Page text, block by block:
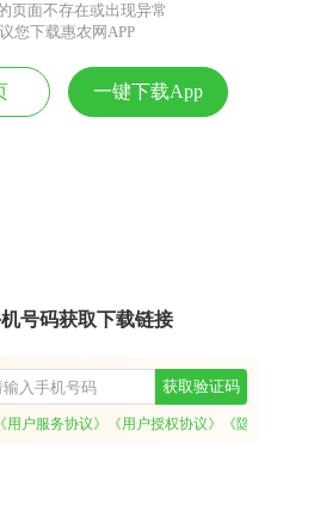
页面不存在或出现异常
您下载惠农网APP
一键下载App
号码获取下载链接
获取验证码
用户服务协议》 《用户授权协议》 《隐私政策》